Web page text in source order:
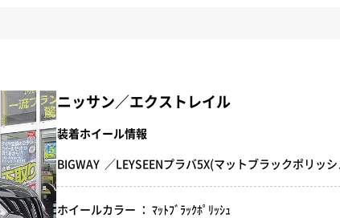
ニッサン／エクストレイル
装着ホイール情報
BIGWAY ／LEYSEENプラバ5X(マットブラックポリッ
ホイールカラー ： ﾏｯﾄﾌﾞﾗｯｸﾎﾟﾘｯｼｭ